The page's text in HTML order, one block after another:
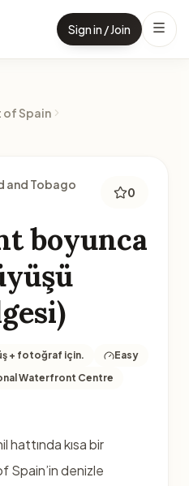
Sign in / Join
of Spain
and Tobago
0
boyunca
+ fotoğraf için.
Easy
Waterfront Centre
hattında kısa bir
Spain’in denizle